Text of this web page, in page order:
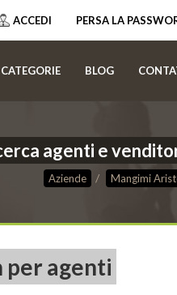
ACCEDI PERSA LA
CATEGORIE BLOG
agenti e
Aziende Mangimi
per agenti